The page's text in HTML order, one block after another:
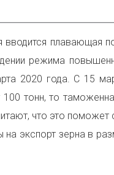
режима
2020 года. С 15
тонн, то
что это
экспорт зерна в